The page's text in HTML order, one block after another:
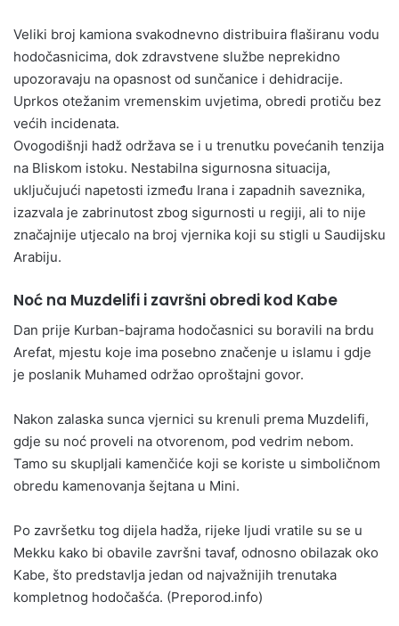
Veliki broj kamiona svakodnevno distribuira flaširanu vodu
hodočasnicima, dok zdravstvene službe neprekidno
upozoravaju na opasnost od sunčanice i dehidracije.
Uprkos otežanim vremenskim uvjetima, obredi protiču bez
većih incidenata.
Ovogodišnji hadž održava se i u trenutku povećanih tenzija
na Bliskom istoku. Nestabilna sigurnosna situacija,
uključujući napetosti između Irana i zapadnih saveznika,
izazvala je zabrinutost zbog sigurnosti u regiji, ali to nije
značajnije utjecalo na broj vjernika koji su stigli u Saudijsku
Arabiju.
Noć na Muzdelifi i završni obredi kod Kabe
Dan prije Kurban-bajrama hodočasnici su boravili na brdu
Arefat, mjestu koje ima posebno značenje u islamu i gdje
je poslanik Muhamed održao oproštajni govor.
Nakon zalaska sunca vjernici su krenuli prema Muzdelifi,
gdje su noć proveli na otvorenom, pod vedrim nebom.
Tamo su skupljali kamenčiće koji se koriste u simboličnom
obredu kamenovanja šejtana u Mini.
Po završetku tog dijela hadža, rijeke ljudi vratile su se u
Mekku kako bi obavile završni tavaf, odnosno obilazak oko
Kabe, što predstavlja jedan od najvažnijih trenutaka
kompletnog hodočašća. (Preporod.info)